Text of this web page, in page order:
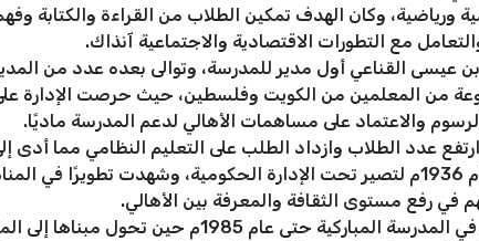
وكان الهدف تمكين الطلاب من القراءة والكتابة وفهم
مع التطورات الاقتصادية والاجتماعية آنذاك.
عيسى القناعي أول مدير للمدرسة، وتوالى بعده عدد من
من المعلمين من الكويت وفلسطين، حيث حرصت الإدارة على
والاعتماد على مساهمات الأهالي لدعم المدرسة ماديًا.
كما تم ضم المباركية لإدارة مجلس المعارف عام 1936م لتصير تحت الإدارة الحكومية،
في رفع مستوى الثقافة والمعرفة بين الأهالي.
استمر التدريس في المدرسة المباركية حتى